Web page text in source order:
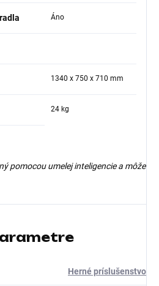
Áno
1340 x 750 x 710 mm
24 kg
pomocou umelej inteligencie a môže
Herné príslušenstvo